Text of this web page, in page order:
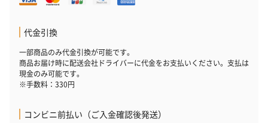
フラッグカプセル：イ
ンセンススティック
（880円）
代金引換
一部商品のみ代金引換が可能です。
商品お届け時に配送会社ドライバーに代金をお支払いください。支払は
現金のみ可能です。
※手数料：330円
コンビニ前払い（ご入金確認後発送）